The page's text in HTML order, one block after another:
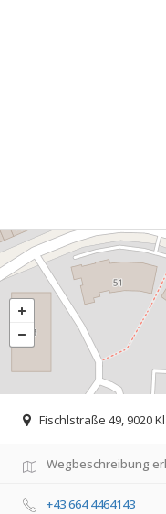
Fischlstraße 49, 9020
Wegbeschreibung
+43 664 4464143